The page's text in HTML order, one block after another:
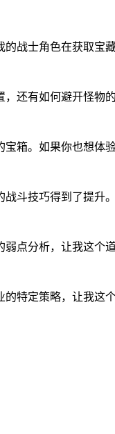
战士角色在获取宝
还有如何避开怪物
箱。如果你也想体
斗技巧得到了提升
点分析，让我这个
特定策略，让我这